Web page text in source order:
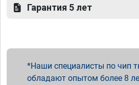
Гарантия 5 лет
Наши специалисты по чип
обладают опытом более 8